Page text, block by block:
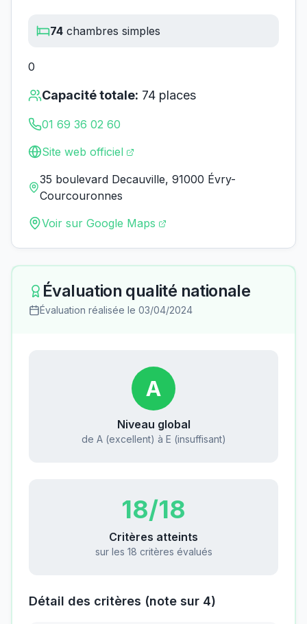
74 chambres simples
0
Capacité totale: 74 places
01 69 36 02 60
Site web officiel
35 boulevard Decauville, 91000 Évry-
Courcouronnes
Voir sur Google Maps
Évaluation qualité nationale
Évaluation réalisée le 03/04/2024
A
Niveau global
de A (excellent) à E (insuffisant)
18/18
Critères atteints
sur les 18 critères évalués
Détail des critères (note sur 4)